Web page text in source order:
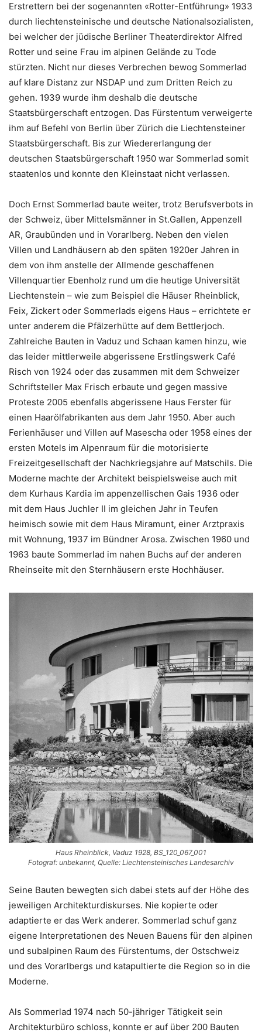
Erstrettern bei der sogenannten «Rotter-Entführung» 1933
durch liechtensteinische und deutsche Nationalsozialisten,
bei welcher der jüdische Berliner Theaterdirektor Alfred
Rotter und seine Frau im alpinen Gelände zu Tode
stürzten. Nicht nur dieses Verbrechen bewog Sommerlad
auf klare Distanz zur NSDAP und zum Dritten Reich zu
gehen. 1939 wurde ihm deshalb die deutsche
Staatsbürgerschaft entzogen. Das Fürstentum verweigerte
ihm auf Befehl von Berlin über Zürich die Liechtensteiner
Staatsbürgerschaft. Bis zur Wiedererlangung der
deutschen Staatsbürgerschaft 1950 war Sommerlad somit
staatenlos und konnte den Kleinstaat nicht verlassen.
Doch Ernst Sommerlad baute weiter, trotz Berufsverbots in
der Schweiz, über Mittelsmänner in St.Gallen, Appenzell
AR, Graubünden und in Vorarlberg. Neben den vielen
Villen und Landhäusern ab den späten 1920er Jahren in
dem von ihm anstelle der Allmende geschaffenen
Villenquartier Ebenholz rund um die heutige Universität
Liechtenstein – wie zum Beispiel die Häuser Rheinblick,
Feix, Zickert oder Sommerlads eigens Haus – errichtete er
unter anderem die Pfälzerhütte auf dem Bettlerjoch.
Zahlreiche Bauten in Vaduz und Schaan kamen hinzu, wie
das leider mittlerweile abgerissene Erstlingswerk Café
Risch von 1924 oder das zusammen mit dem Schweizer
Schriftsteller Max Frisch erbaute und gegen massive
Proteste 2005 ebenfalls abgerissene Haus Ferster für
einen Haarölfabrikanten aus dem Jahr 1950. Aber auch
Ferienhäuser und Villen auf Masescha oder 1958 eines der
ersten Motels im Alpenraum für die motorisierte
Freizeitgesellschaft der Nachkriegsjahre auf Matschils. Die
Moderne machte der Architekt beispielsweise auch mit
dem Kurhaus Kardia im appenzellischen Gais 1936 oder
mit dem Haus Juchler II im gleichen Jahr in Teufen
heimisch sowie mit dem Haus Miramunt, einer Arztpraxis
mit Wohnung, 1937 im Bündner Arosa. Zwischen 1960 und
1963 baute Sommerlad im nahen Buchs auf der anderen
Rheinseite mit den Sternhäusern erste Hochhäuser.
Haus Rheinblick, Vaduz 1928, BS_120_067_001
Fotograf: unbekannt, Quelle: Liechtensteinisches Landesarchiv
Seine Bauten bewegten sich dabei stets auf der Höhe des
jeweiligen Architekturdiskurses. Nie kopierte oder
adaptierte er das Werk anderer. Sommerlad schuf ganz
eigene Interpretationen des Neuen Bauens für den alpinen
und subalpinen Raum des Fürstentums, der Ostschweiz
und des Vorarlbergs und katapultierte die Region so in die
Moderne.
Als Sommerlad 1974 nach 50-jähriger Tätigkeit sein
Architekturbüro schloss, konnte er auf über 200 Bauten